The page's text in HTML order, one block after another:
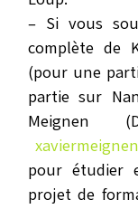
– Si vous
complète de
(pour une
partie sur
Meignen
pour étudier
projet de